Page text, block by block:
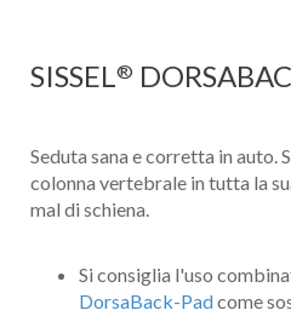
SISSEL®
Seduta sana e corretta in auto​.
colonna vertebrale in tutta la
mal di schiena.
Si consiglia l'uso
DorsaBack-Padcome